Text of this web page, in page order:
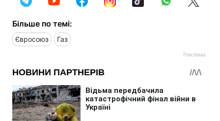
Більше по темі:
Євросоюз Газ